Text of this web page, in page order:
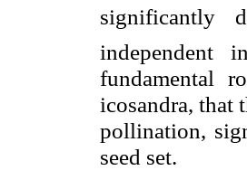
significantly
independent
fundamental
icosandra, that
pollination,
seed set.